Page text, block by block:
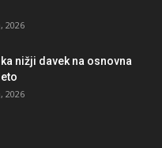
2026
nižji davek na osnovna
2026